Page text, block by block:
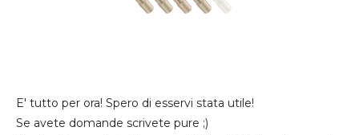
E' tutto per ora! Spero di esservi stata utile!
Se avete domande scrivete pure ;)